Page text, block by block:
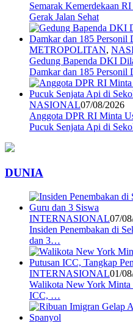
Semarak Kemerdekaan
Gerak Jalan Sehat
METROPOLITAN,
Gedung Bapenda DKI
Damkar dan 185
NASIONAL07/08/2026
Anggota DPR RI Minta
Pucuk Senjata Api di
DUNIA
INTERNASIONAL07/
Insiden Penembakan di
dan 3…
INTERNASIONAL01/
Walikota New York Minta
ICC, …